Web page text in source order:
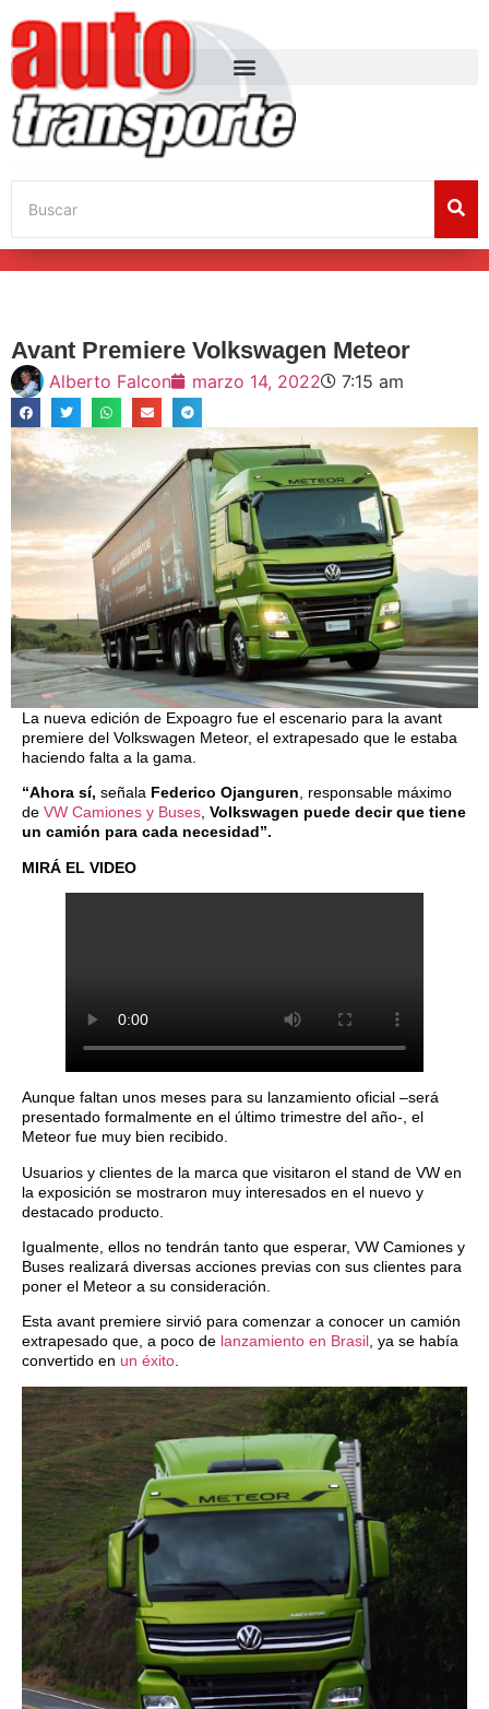
Avant Premiere Volkswagen Meteor
Alberto Falcon marzo 14, 2022 7:15 am
La nueva edición de Expoagro fue el escenario para la avant
premiere del Volkswagen Meteor, el extrapesado que le estaba
haciendo falta a la gama.
“Ahora sí, señala Federico Ojanguren, responsable máximo
de VW Camiones y Buses, Volkswagen puede decir que tiene
un camión para cada necesidad”.
MIRÁ EL VIDEO
Aunque faltan unos meses para su lanzamiento oficial –será
presentado formalmente en el último trimestre del año-, el
Meteor fue muy bien recibido.
Usuarios y clientes de la marca que visitaron el stand de VW en
la exposición se mostraron muy interesados en el nuevo y
destacado producto.
Igualmente, ellos no tendrán tanto que esperar, VW Camiones y
Buses realizará diversas acciones previas con sus clientes para
poner el Meteor a su consideración.
Esta avant premiere sirvió para comenzar a conocer un camión
extrapesado que, a poco de lanzamiento en Brasil, ya se había
convertido en un éxito.